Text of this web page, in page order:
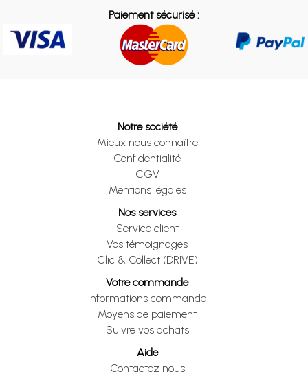
Paiement sécurisé :
Notre société
Mieux nous connaître
Confidentialité
CGV
Mentions légales
Nos services
Service client
Vos témoignages
Clic & Collect (DRIVE)
Votre commande
Informations commande
Moyens de paiement
Suivre vos achats
Aide
Contactez nous